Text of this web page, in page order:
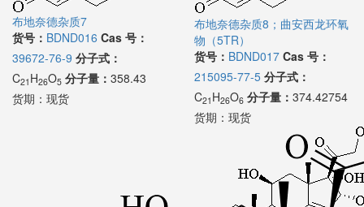
布地奈德杂质7
货号： BDND016 Cas 号：
39672-76-9 分子式：
C21 H26O5 分子量： 358.43
货期： 现货
布地奈德杂质8；曲安西龙环氧
物（5TR）
货号： BDND017 Cas 号：
215095-77-5 分子式：
C21 H26O6 分子量： 374.42754
货期： 现货